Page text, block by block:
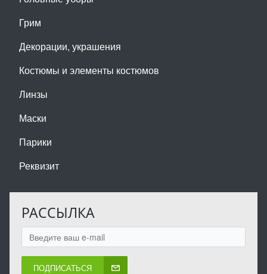
Грим
Декорации, украшения
Костюмы и элементы костюмов
Линзы
Маски
Парики
Реквизит
РАССЫЛКА
ПОДПИСАТЬСЯ